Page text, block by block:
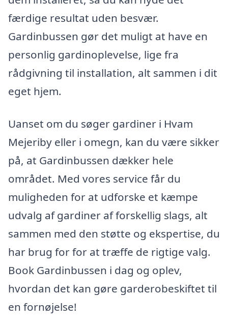
færdige resultat uden besvær.
Gardinbussen gør det muligt at have en
personlig gardinoplevelse, lige fra
rådgivning til installation, alt sammen i dit
eget hjem.
Uanset om du søger gardiner i Hvam
Mejeriby eller i omegn, kan du være sikker
på, at Gardinbussen dækker hele
området. Med vores service får du
muligheden for at udforske et kæmpe
udvalg af gardiner af forskellig slags, alt
sammen med den støtte og ekspertise, du
har brug for for at træffe de rigtige valg.
Book Gardinbussen i dag og oplev,
hvordan det kan gøre garderobeskiftet til
en fornøjelse!